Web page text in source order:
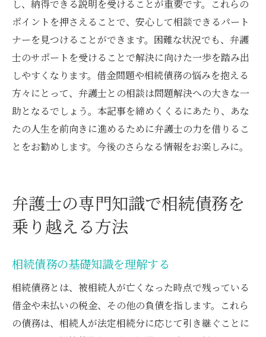
弁護士と共に歩む安心の経済的未来
し、納得できる説明を受けることが重要です。これらの
ポイントを押さえることで、安心して相談できるパート
ナーを見つけることができます。困難な状況でも、弁護
士のサポートを受けることで解決に向けた一歩を踏み出
しやすくなります。借金問題や相続債務の悩みを抱える
方々にとって、弁護士との相談は問題解決への大きな一
助となるでしょう。本記事を締めくくるにあたり、あな
たの人生を前向きに進めるために弁護士の力を借りるこ
とをお勧めします。今後のさらなる情報をお楽しみに。
弁護士の専門知識で相続債務を
乗り越える方法
相続債務の基礎知識を理解する
相続債務とは、被相続人が亡くなった時点で残っている
借金や未払いの税金、その他の負債を指します。これら
の債務は、相続人が法定相続分に応じて引き継ぐことに